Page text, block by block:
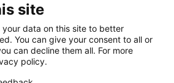
apparaat op te slaan en/of te raadplegen.
deze site verwerken. Als je geen toestemming
kan dit een nadelige invloed hebben op
site
data on this site to better
You can give your consent to all or
can decline them all. For more
policy.